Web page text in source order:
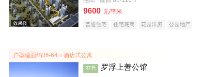
效果图
9600 元/平米
普通住宅 住宅底商 花园洋房
公园地产
户型建面约36-64㎡酒店式公寓
在售 罗浮上善公馆